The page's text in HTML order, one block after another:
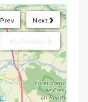
Next
Prev
My Position